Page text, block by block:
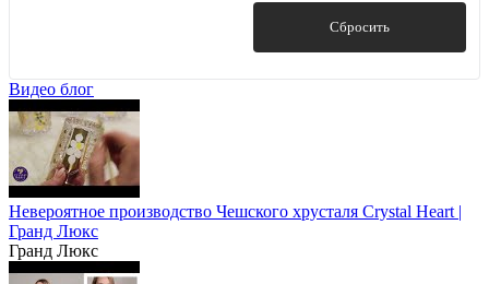
Natalia Bordeaux Gold
Показать ещё 4
Сбросить
Видео блог
Невероятное производство Чешского хрусталя Crystal Heart |
Гранд Люкс
Гранд Люкс